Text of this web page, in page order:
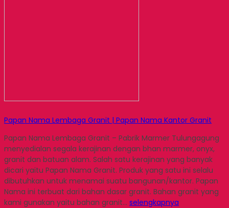
Papan Nama Lembaga Granit | Papan Nama Kantor Granit
Papan Nama Lembaga Granit – Pabrik Marmer Tulungagung
menyedialan segala kerajinan dengan bhan marmer, onyx,
granit dan batuan alam. Salah satu kerajinan yang banyak
dicari yaitu Papan Nama Granit. Produk yang satu ini selalu
dibutuhkan untuk menamai suatu bangunan/kantor. Papan
Nama ini terbuat dari bahan dasar granit. Bahan granit yang
kami gunakan yaitu bahan granit… selengkapnya